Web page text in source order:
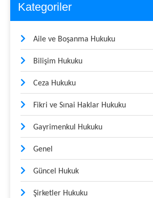
Kategoriler
Aile ve Boşanma Hukuku
Bilişim Hukuku
Ceza Hukuku
Fikri ve Sınai Haklar Hukuku
Gayrimenkul Hukuku
Genel
Güncel Hukuk
Şirketler Hukuku